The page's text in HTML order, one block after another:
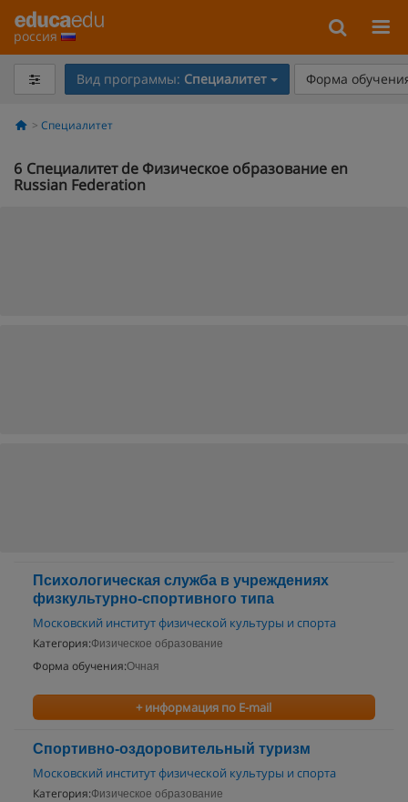
россия
Вид программы: Специалитет Форма
Специалитет
6 Специалитет de Физическое образование en
Russian Federation
Психологическая служба в учреждениях
физкультурно-спортивного типа
Московский институт физической культуры и спорта
Категория:Физическое образование
Форма обучения:Очная
+ информация по E-mail
Спортивно-оздоровительный туризм
Московский институт физической культуры и спорта
Категория:Физическое образование